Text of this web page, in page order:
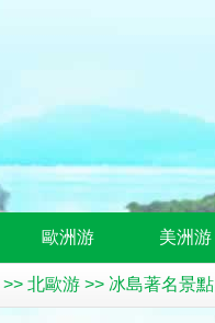
歐洲游 美洲游
>> 北歐游 >> 冰島著名景點